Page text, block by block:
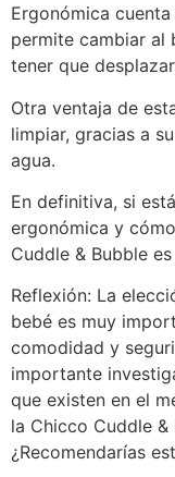
Ergonómica
permite cambiar al
tener que
Otra ventaja de
limpiar, gracias a
agua.
En definitiva, si
ergonómica y
Cuddle & Bubble
Reflexión: La
bebé es muy
comodidad y
importante
que existen en el
la Chicco Cuddle
¿Recomendarías